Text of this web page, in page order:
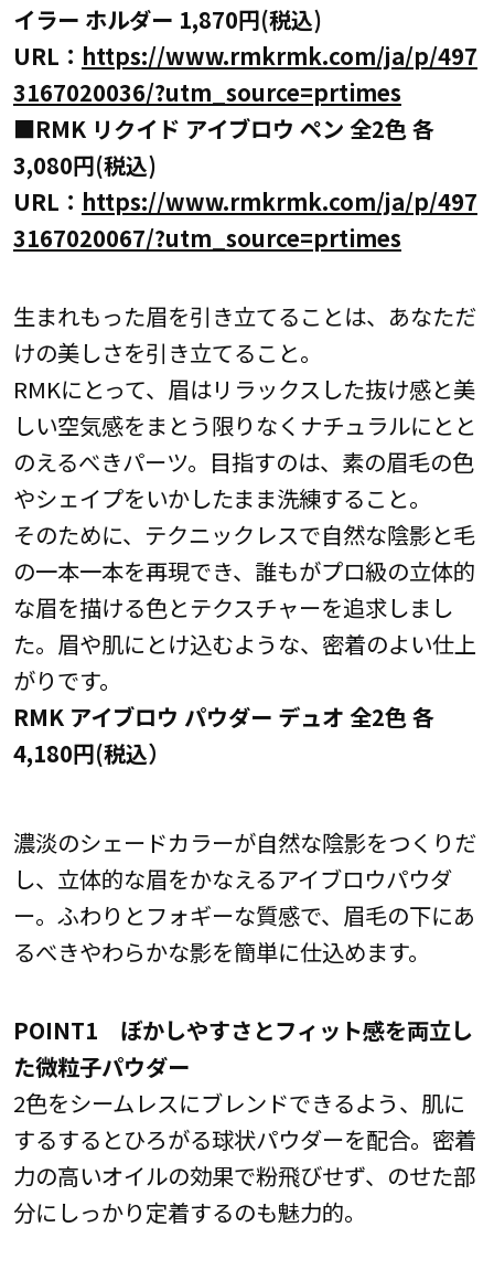
イラー ホルダー 1,870円(税込)
URL： https://www.rmkrmk.com/ja/p/497
3167020036/?utm_source=prtimes
■RMK リクイド アイブロウ ペン 全2色 各
3,080円(税込)
URL： https://www.rmkrmk.com/ja/p/497
3167020067/?utm_source=prtimes
生まれもった眉を引き立てることは、あなただ
けの美しさを引き立てること。
RMKにとって、眉はリラックスした抜け感と美
しい空気感をまとう限りなくナチュラルにとと
のえるべきパーツ。目指すのは、素の眉毛の色
やシェイプをいかしたまま洗練すること。
そのために、テクニックレスで自然な陰影と毛
の一本一本を再現でき、誰もがプロ級の立体的
な眉を描ける色とテクスチャーを追求しまし
た。眉や肌にとけ込むような、密着のよい仕上
がりです。
RMK アイブロウ パウダー デュオ 全2色 各
4,180円(税込）
濃淡のシェードカラーが自然な陰影をつくりだ
し、立体的な眉をかなえるアイブロウパウダ
ー。ふわりとフォギーな質感で、眉毛の下にあ
るべきやわらかな影を簡単に仕込めます。
POINT1 ぼかしやすさとフィット感を両立し
た微粒子パウダー
2色をシームレスにブレンドできるよう、肌に
するするとひろがる球状パウダーを配合。密着
力の高いオイルの効果で粉飛びせず、のせた部
分にしっかり定着するのも魅力的。